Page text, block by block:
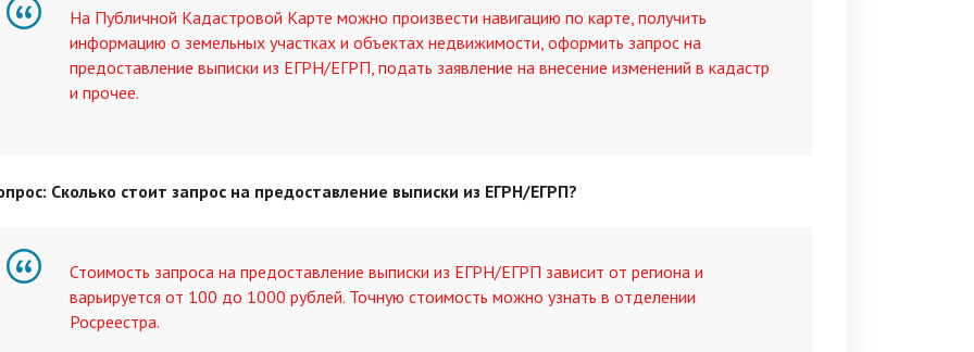
На Публичной Кадастровой Карте можно произвести навигацию по карте, получить
информацию о земельных участках и объектах недвижимости, оформить запрос на
предоставление выписки из ЕГРН/ЕГРП, подать заявление на внесение изменений в кадастр
и прочее.
Сколько стоит запрос на предоставление выписки из ЕГРН/ЕГРП?
Стоимость запроса на предоставление выписки из ЕГРН/ЕГРП зависит от региона и
варьируется от 100 до 1000 рублей. Точную стоимость можно узнать в отделении
Росреестра.